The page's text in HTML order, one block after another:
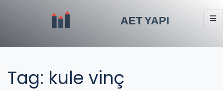
Tag: kule vinç